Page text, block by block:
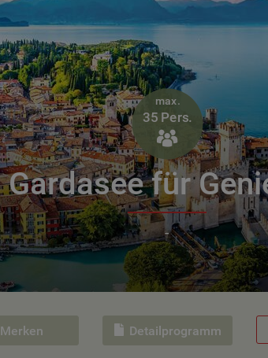
max.
35 Pers.

Gardasee für
-
Merken Detailprogramm